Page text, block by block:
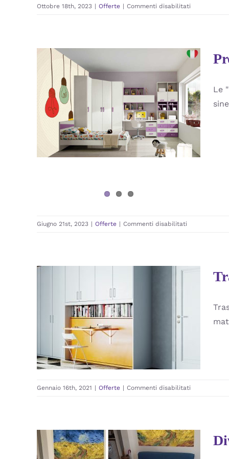
Ottobre 18th, 2023 | Offerte | Commenti disabilitati
Promozioni Camerette
Torino – Outlet
Offerte
Le
Giugno 21st, 2023 | Offerte | Commenti disabilitati
–
Trasformabile singolo
orizzontale
Offerte
Gennaio 16th, 2021 | Offerte | Commenti disabilitati